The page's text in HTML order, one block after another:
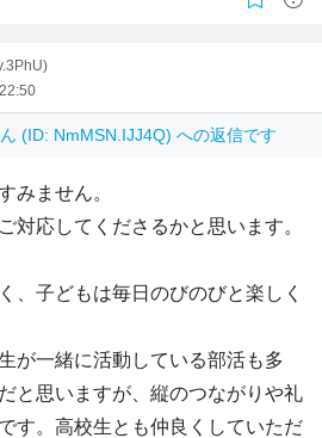
(ID: NmMSN.IJJ4Q) への返信です
みません。
対応してくださるかと思います。
、子どもは毎日のびのびと楽しく
が一緒に活動している部活も多
と思いますが、縦のつながりや礼
す。高校生とも仲良くしていただ